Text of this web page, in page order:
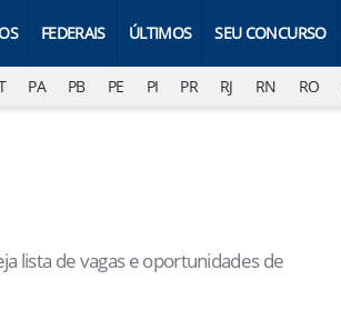
FEDERAIS ÚLTIMOS SEU CONCURSO
PA PB PE PI PR RJ RN RO
lista de vagas e oportunidades de